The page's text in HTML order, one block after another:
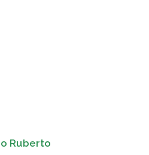
Ruberto